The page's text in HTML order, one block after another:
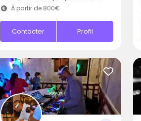
À partir de 800€
Contacter Profil